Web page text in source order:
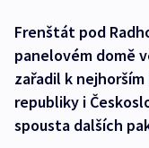
Frenštát pod
panelovém domě
zařadil k
republiky i
spousta dalších